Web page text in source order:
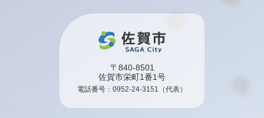
〒840-8501
佐賀市栄町1番1号
電話番号： 0952-24-3151 （代表）